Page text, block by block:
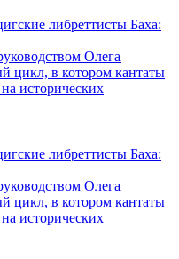
либреттисты Баха:
Олега
цикл, в котором кантаты
исторических
либреттисты Баха:
Олега
цикл, в котором кантаты
исторических